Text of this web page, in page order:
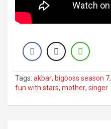
Tags: akbar, bigboss season 7,
fun with stars, mother, singer